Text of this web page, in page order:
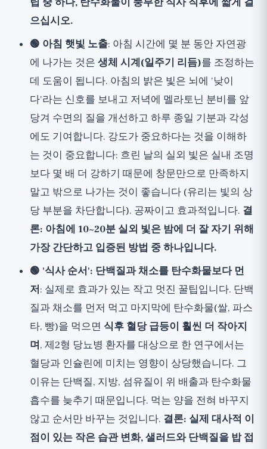
으십시오.
🟢 아침 햇빛 노출: 아침 시간에 몇 분 동안 자연광
에 나가는 것은 생체 시계(일주기 리듬)를 조정하는
데 도움이 됩니다. 아침의 밝은 빛은 뇌에 '낮이
다'라는 신호를 보내고 저녁에 멜라토닌 분비를 앞
당겨 수면의 질을 개선하고 하루 종일 기분과 각성
에도 기여합니다. 강도가 중요하다는 것을 이해하
는 것이 중요합니다: 흐린 날의 실외 빛은 실내 조명
보다 몇 배 더 강하기 때문에 창문만으로 만족하지
말고 밖으로 나가는 것이 좋습니다 (유리는 빛의 상
당 부분을 차단합니다). 공짜이고 효과적입니다. 결
론: 아침에 10~20분 실외 빛은 밤에 더 잘 자기 위해
가장 간단하고 입증된 방법 중 하나입니다.
🟢 '식사 순서': 단백질과 채소를 탄수화물보다 먼
저 : 실제로 효과가 있는 작고 멋진 꿀팁입니다. 단백
질과 채소를 먼저 먹고 마지막에 탄수화물(쌀, 파스
타, 빵)을 먹으면 식후 혈당 급등이 훨씬 더 작아지
며 , 제2형 당뇨병 환자를 대상으로 한 연구에서는
혈당과 인슐린에 미치는 영향이 상당했습니다. 그
이유는 단백질, 지방, 섬유질이 위 배출과 탄수화물
흡수를 늦추기 때문입니다. 먹는 양을 전혀 바꾸지
않고 순서만 바꾸는 것입니다. 결론: 실제 대사적 이
점이 있는 작은 습관 변화, 샐러드와 단백질을 밥 접